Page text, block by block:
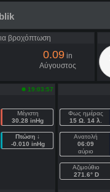
βροχόπτωση
0.09 in
Αύγουστος
19:03:57
Μέγιστη
30.28 inHg
Πτώση ↓
-0.010 inHg
Φως ημέρας
15 Ω. 14 λ.
Ανατολή
06:09
αύριο
Aζιμούθιο
271.6° D